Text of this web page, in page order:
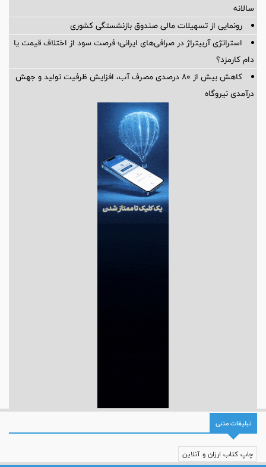
سالانه
رونمایی از تسهیلات مالی صندوق بازنشستگی کشوری
استراتژی آربیتراژ در صرافی‌های ایرانی؛ فرصت سود از اختلاف قیمت یا
دام کارمزد؟
کاهش بیش از ۸۰ درصدی مصرف آب، افزایش ظرفیت تولید و جهش
درآمدی نیروگاه
تبلیغات متنی
چاپ کتاب ارزان و آنلاین